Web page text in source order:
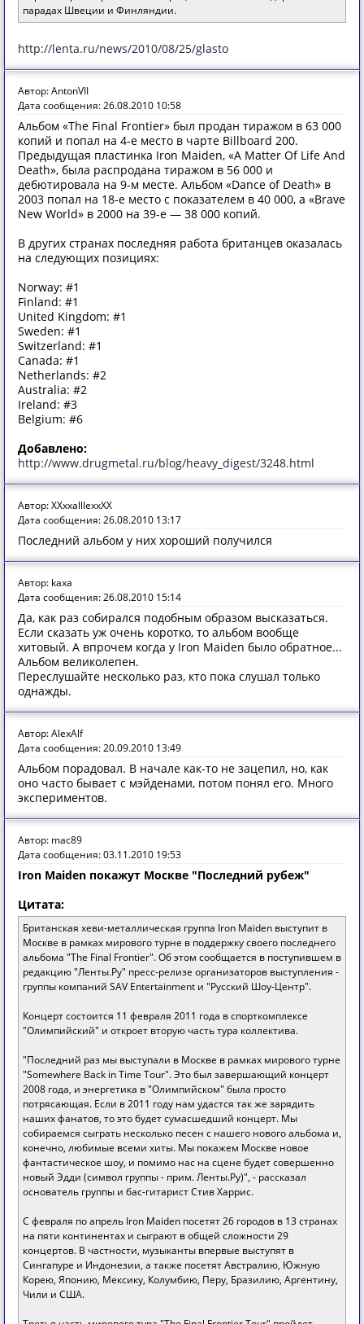
парадах Швеции и Финляндии.
http://lenta.ru/news/2010/08/25/glasto
Автор: AntonVII
Дата сообщения: 26.08.2010 10:58
Альбом «The Final Frontier» был продан тиражом в 63 000
копий и попал на 4-е место в чарте Billboard 200.
Предыдущая пластинка Iron Maiden, «A Matter Of Life And
Death», была распродана тиражом в 56 000 и
дебютировала на 9-м месте. Альбом «Dance of Death» в
2003 попал на 18-е место с показателем в 40 000, а «Brave
New World» в 2000 на 39-е — 38 000 копий.
В других странах последняя работа британцев оказалась
на следующих позициях:
Norway: #1
Finland: #1
United Kingdom: #1
Sweden: #1
Switzerland: #1
Canada: #1
Netherlands: #2
Australia: #2
Ireland: #3
Belgium: #6
Добавлено:
http://www.drugmetal.ru/blog/heavy_digest/3248.html
Автор: XXxxalllexxXX
Дата сообщения: 26.08.2010 13:17
Последний альбом у них хороший получился
Автор: kaxa
Дата сообщения: 26.08.2010 15:14
Да, как раз собирался подобным образом высказаться.
Если сказать уж очень коротко, то альбом вообще
хитовый. А впрочем когда у Iron Maiden было обратное...
Альбом великолепен.
Переслушайте несколько раз, кто пока слушал только
однажды.
Автор: AlexAlf
Дата сообщения: 20.09.2010 13:49
Альбом порадовал. В начале как-то не зацепил, но, как
оно часто бывает с мэйденами, потом понял его. Много
экспериментов.
Автор: mac89
Дата сообщения: 03.11.2010 19:53
Iron Maiden покажут Москве "Последний рубеж"
Цитата:
Британская хеви-металлическая группа Iron Maiden выступит в
Москве в рамках мирового турне в поддержку своего последнего
альбома "The Final Frontier". Об этом сообщается в поступившем в
редакцию "Ленты.Ру" пресс-релизе организаторов выступления -
группы компаний SAV Entertainment и "Русский Шоу-Центр".
Концерт состоится 11 февраля 2011 года в спорткомплексе
"Олимпийский" и откроет вторую часть тура коллектива.
"Последний раз мы выступали в Москве в рамках мирового турне
"Somewhere Back in Time Tour". Это был завершающий концерт
2008 года, и энергетика в "Олимпийском" была просто
потрясающая. Если в 2011 году нам удастся так же зарядить
наших фанатов, то это будет сумасшедший концерт. Мы
собираемся сыграть несколько песен с нашего нового альбома и,
конечно, любимые всеми хиты. Мы покажем Москве новое
фантастическое шоу, и помимо нас на сцене будет совершенно
новый Эдди (символ группы - прим. Ленты.Ру)", - рассказал
основатель группы и бас-гитарист Стив Харрис.
С февраля по апрель Iron Maiden посетят 26 городов в 13 странах
на пяти континентах и сыграют в общей сложности 29
концертов. В частности, музыканты впервые выступят в
Сингапуре и Индонезии, а также посетят Австралию, Южную
Корею, Японию, Мексику, Колумбию, Перу, Бразилию, Аргентину,
Чили и США.